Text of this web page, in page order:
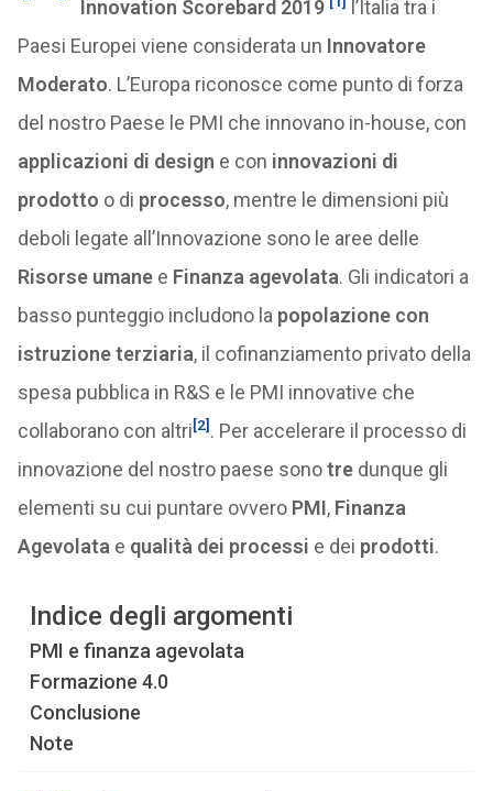
Innovation Scorebard 2019
l’Italia tra i
Paesi Europei viene considerata un Innovatore
Moderato. L’Europa riconosce come punto di forza
del nostro Paese le PMI che innovano in-house, con
applicazioni di design e con innovazioni di
prodotto o di processo, mentre le dimensioni più
deboli legate all’Innovazione sono le aree delle
Risorse umanee Finanza agevolata. Gli indicatori a
basso punteggio includono la popolazione con
istruzione terziaria, il cofinanziamento privato della
spesa pubblica in R&S e le PMI innovative che
collaborano con altri[2] . Per accelerare il processo di
innovazione del nostro paese sonotredunque gli
elementi su cui puntare ovvero PMI, Finanza
Agevolata e qualità dei processi e dei prodotti.
Indice degli argomenti
PMI e finanza agevolata
Formazione 4.0
Conclusione
Note